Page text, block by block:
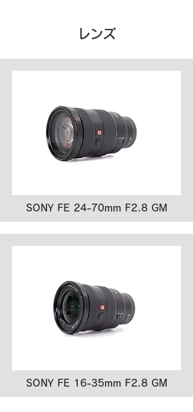
レンズ
SONY FE 24-70mm F2.8 GM
SONY FE 16-35mm F2.8 GM